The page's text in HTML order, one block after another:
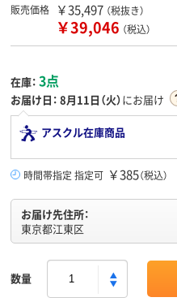
販売価格 ￥35,497 （税抜き）
￥39,046 （税込）
在庫： 3点
お届け日： 8月11日（火）にお届け
アスクル在庫商品
時間帯指定 指定可 ￥385（税込）
お届け先住所：
東京都江東区
数量